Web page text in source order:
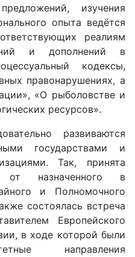
изучения
опыта ведётся
реалиям
и дополнений в
кодексы,
правонарушениях, а
«О рыболовстве и
ресурсов».
развиваются
государствами и
Так, принята
от назначенного в
и Полномочного
состоялась встреча
Европейского
в ходе которой были
направления